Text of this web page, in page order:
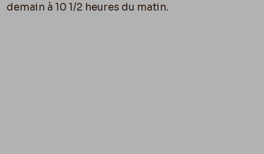
demain à 10 1/2 heures du matin.